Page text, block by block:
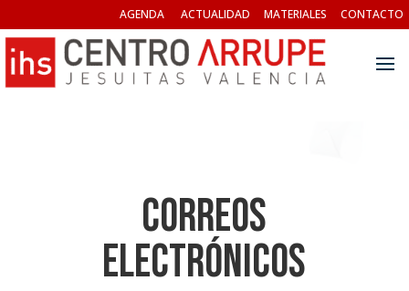
AGENDA ACTUALIDAD MATERIALES CONTACTO
CORREOS
ELECTRÓNICOS